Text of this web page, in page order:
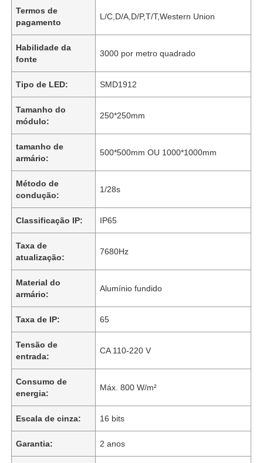
Termos de
pagamento
L/C,D/A,D/P,T/T,Western Union
Habilidade da
fonte
3000 por metro quadrado
Tipo de LED: SMD1912
Tamanho do
módulo:
250*250mm
tamanho de
armário:
500*500mm OU 1000*1000mm
Método de
condução:
1/28s
Classificação IP: IP65
Taxa de
atualização:
7680Hz
Material do
armário:
Alumínio fundido
Taxa de IP: 65
Tensão de
entrada:
CA 110-220 V
Consumo de
energia:
Máx. 800 W/m²
Escala de cinza: 16 bits
Garantia: 2 anos